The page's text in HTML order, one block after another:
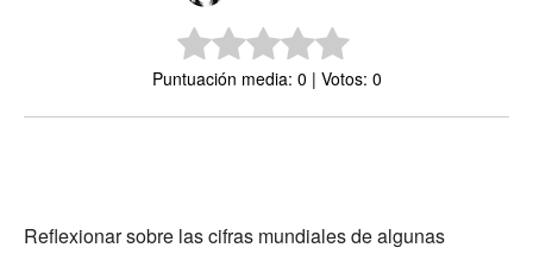
Puntuación media: 0 | Votos: 0
Reflexionar sobre las cifras mundiales de algunas